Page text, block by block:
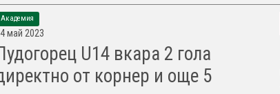
Академия
май 2023
U14 вкара 2 гола
от корнер и още 5